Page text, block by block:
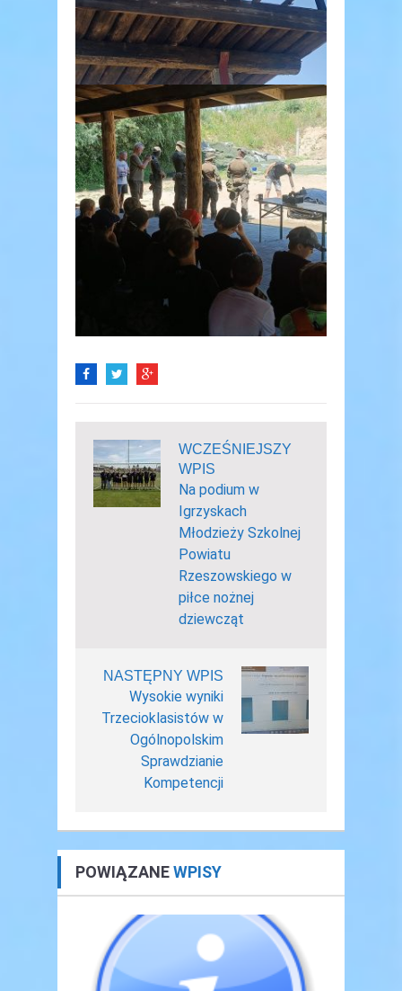
WCZEŚNIEJSZY
WPIS
Na podium w
Igrzyskach
Młodzieży Szkolnej
Powiatu
Rzeszowskiego w
piłce nożnej
dziewcząt
NASTĘPNY WPIS
Wysokie wyniki
Trzecioklasistów w
Ogólnopolskim
Sprawdzianie
Kompetencji
POWIĄZANEWPISY